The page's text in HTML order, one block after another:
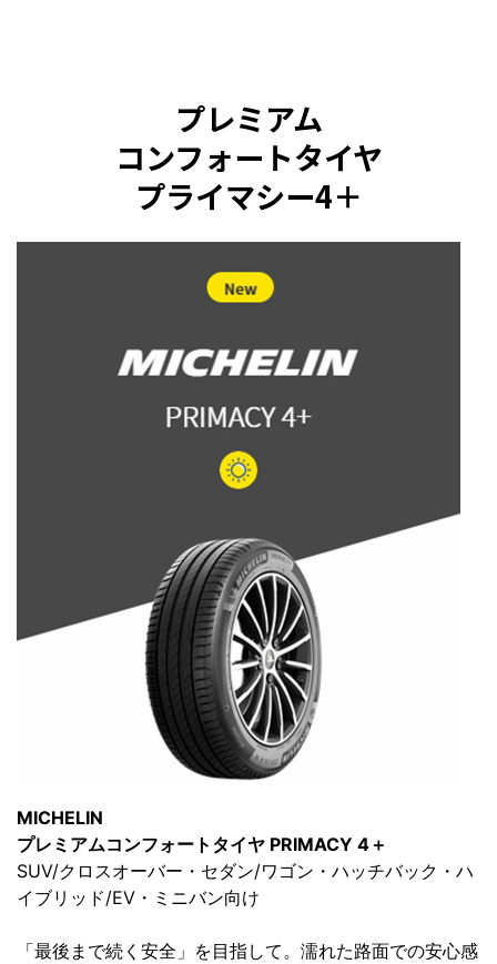
プレミアム
コンフォートタイヤ
プライマシー4＋
MICHELIN
プレミアムコンフォートタイヤ PRIMACY 4＋
SUV/クロスオーバー・セダン/ワゴン・ハッチバック・ハ
イブリッド/EV・ミニバン向け
「最後まで続く安全」を目指して。濡れた路面での安心感